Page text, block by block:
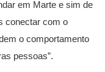
em Marte e sim de
conectar com o
o comportamento
pessoas”.